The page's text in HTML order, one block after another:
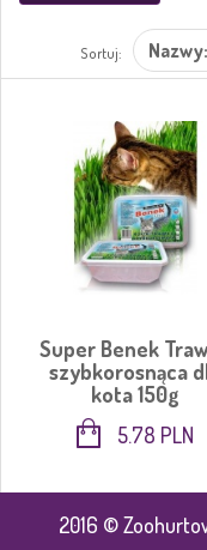
Sortuj:
Super Benek
szybkorosnąca
kota 150g
5.78 PLN
2016 ©